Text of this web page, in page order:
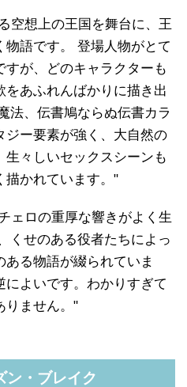
空想上の王国を舞台に、王
物語です。 登場人物がとて
すが、どのキャラクターも
あふれんばかりに描き出
法、伝書鳩ならぬ伝書カラ
ジー要素が強く、大自然の
生々しいセックスシーンも
描かれています。"
ェロの重厚な響きがよく生
くせのある役者たちによっ
る物語が綴られていま
よいです。わかりすぎて
りません。"
ン・ブレイク